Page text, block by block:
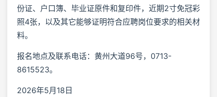
份证、户口簿、毕业证原件和复印件，近期2寸免冠彩
照4张，以及其它能够证明符合应聘岗位要求的相关材
料。
报名地点及联系电话：黄州大道96号，0713-
8615523。
2026年5月18日